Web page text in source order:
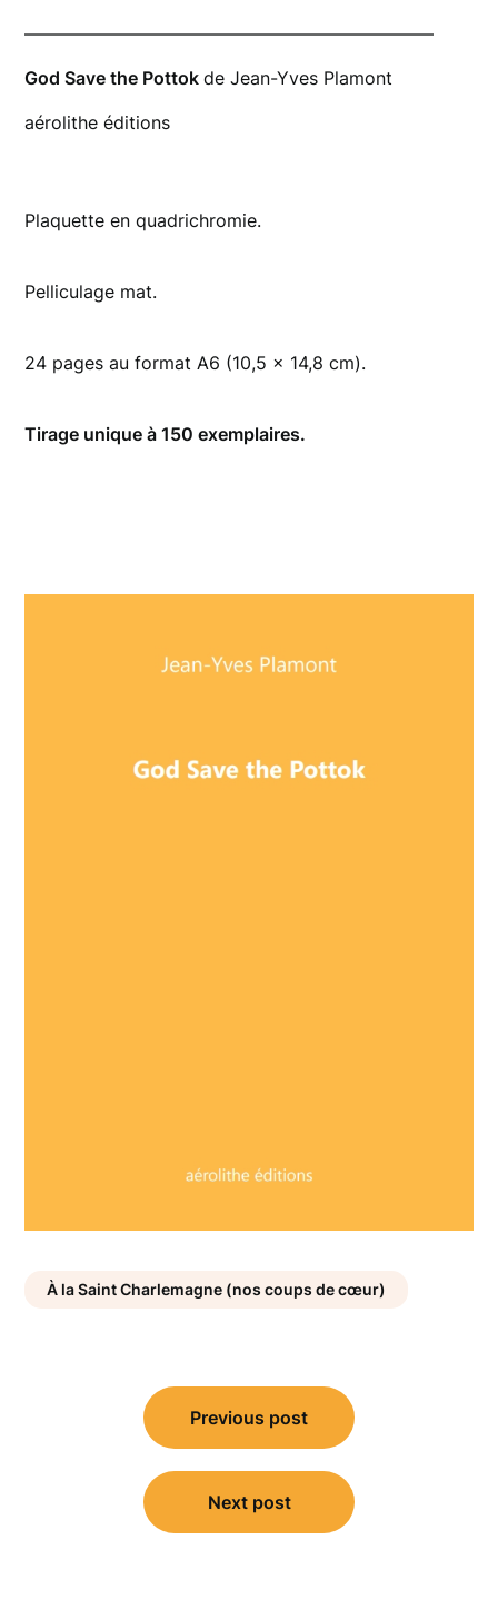
———————————————————————
God Save the Pottokde Jean-Yves Plamont
aérolithe éditions
Plaquette en quadrichromie.
Pelliculage mat.
24 pages au format A6 (10,5 x 14,8 cm).
Tirage unique à 150 exemplaires.
À la Saint Charlemagne (nos coups de cœur)
Navigation
Previous post
Next post